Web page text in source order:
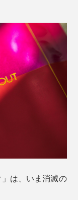
は、シルク糸を
、天然保湿成分
は、いま消滅の